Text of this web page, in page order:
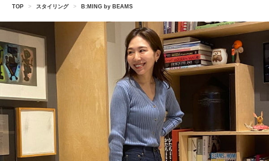
TOP > スタイリング > B:MING by BEAMS